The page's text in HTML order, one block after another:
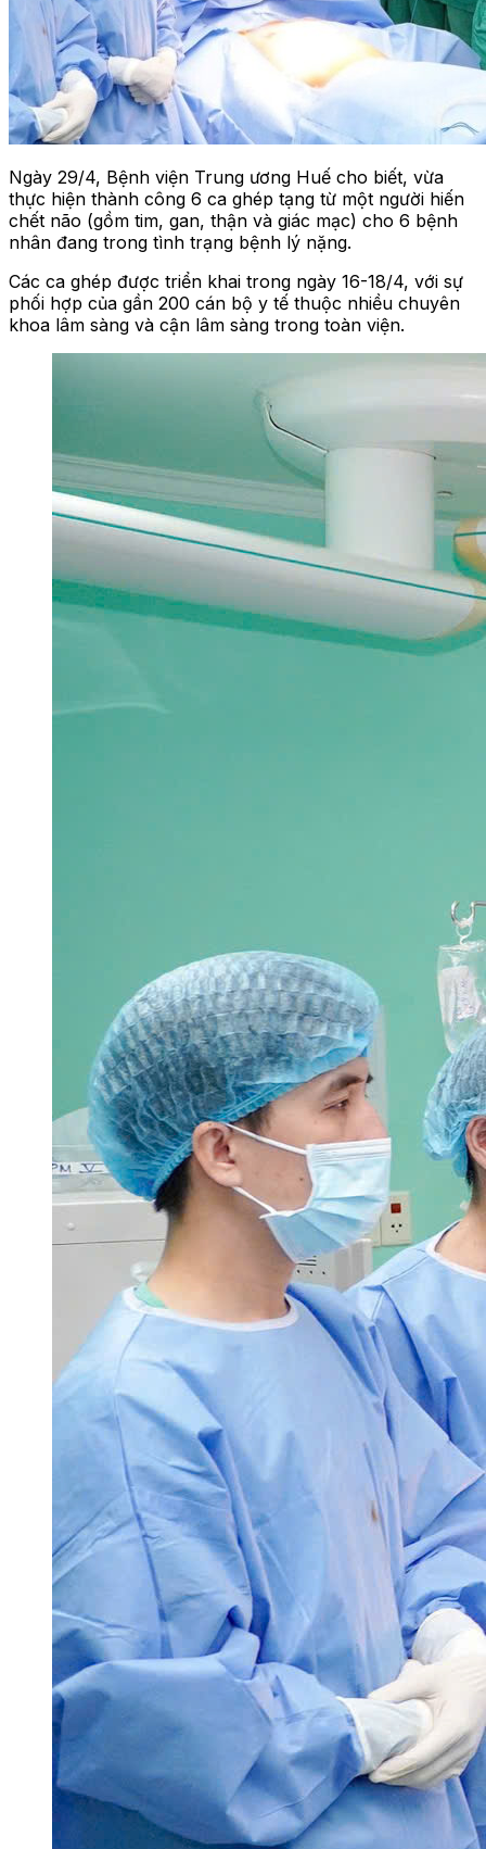
Ngày 29/4, Bệnh viện Trung ương Huế cho biết, vừa
thực hiện thành công 6 ca ghép tạng từ một người hiến
chết não (gồm tim, gan, thận và giác mạc) cho 6 bệnh
nhân đang trong tình trạng bệnh lý nặng.
Các ca ghép được triển khai trong ngày 16-18/4, với sự
phối hợp của gần 200 cán bộ y tế thuộc nhiều chuyên
khoa lâm sàng và cận lâm sàng trong toàn viện.